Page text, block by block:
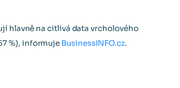
hlavně na citlivá data vrcholového
%), informuje BusinessINFO.cz.